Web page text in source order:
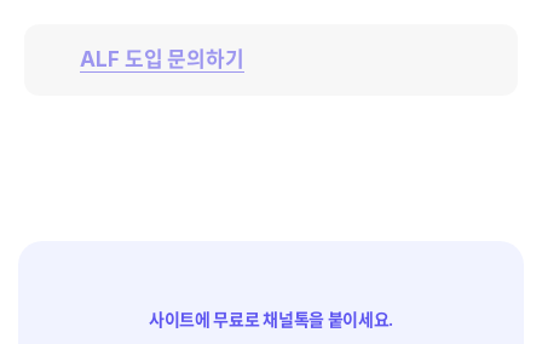
ALF 도입 문의하기
사이트에 무료로 채널톡을 붙이세요.